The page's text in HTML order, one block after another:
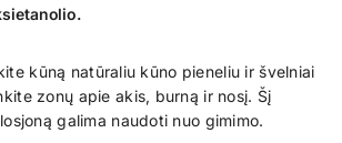
kūną natūraliu kūno pieneliu ir švelniai
zonų apie akis, burną ir nosį. Šį
galima naudoti nuo gimimo.